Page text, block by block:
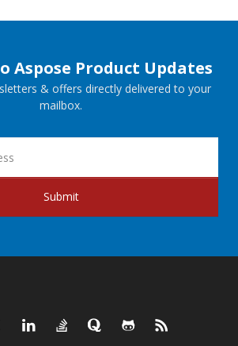
Aspose Product Updates
& offers directly delivered to your
mailbox.
Submit